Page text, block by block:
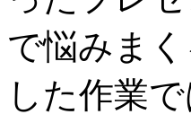
で悩みま
した作業